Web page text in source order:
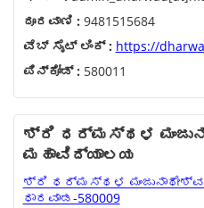
ದೂರವಾಣಿ : 9481515684
ವೆಬ್ ಸೈಟ್ ಲಿಂಕ್ : https://
ಪಿನ್‌ಕೋಡ್ : 580011
ಶ್ರಿ ಧರ್ಮಸ್ಥಳ
ಮಹಾವಿದ್ಯಾಲಯ
ಶ್ರಿ ಧರ್ಮಸ್ಥಳ
ಧಾರವಾಡ-580009